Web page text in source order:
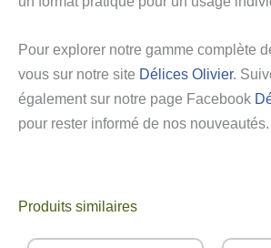
Pour explorer notre gamme complète
vous sur notre site Délices Olivier.
également sur notre page Facebook
pour rester informé de nos nouveautés.
Produits similaires